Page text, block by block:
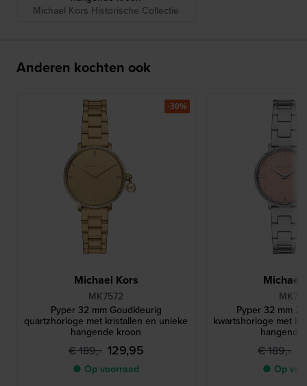
Michael Kors Historische Collectie
Anderen kochten ook
Michael Kors
MK7572
Pyper 32 mm Goudkleurig
quartzhorloge met kristallen en unieke
hangende kroon
€ 189,- 129,95
● Op voorraad
-30%
Michael
Pyper 32 mm
kwartshorloge met
hangende
€ 189,-
● Op